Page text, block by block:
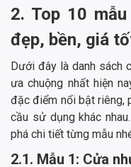
2. Top 10
đẹp, bền, giá
Dưới đây là danh sách
ưa chuộng nhất hiện
đặc điểm nổi bật riêng,
cầu sử dụng khác
phá chi tiết từng mẫu
2.1. Mẫu 1: Cửa